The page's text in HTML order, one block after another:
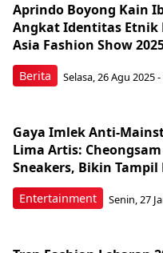
Berita
Aprindo Boyong Kain
Angkat Identitas Etnik
Asia Fashion Show
Selasa, 26 Agu 2025
Entertainment
Gaya Imlek Anti-
Lima Artis:
Sneakers, Bikin Tampil
Senin, 27